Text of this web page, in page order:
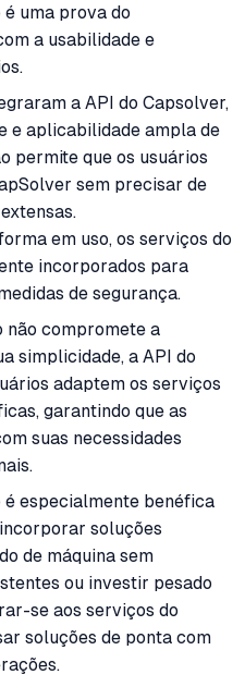
uma prova do
a usabilidade e
a API do Capsolver,
e aplicabilidade ampla de
permite que os usuários
sem precisar de
em uso, os serviços do
incorporados para
de segurança.
não compromete a
simplicidade, a API do
adaptem os serviços
garantindo que as
suas necessidades
especialmente benéfica
soluções
de máquina sem
ou investir pesado
se aos serviços do
soluções de ponta com